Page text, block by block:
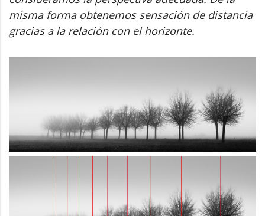
misma forma obtenemos sensación de distancia
gracias a la relación con el horizonte.